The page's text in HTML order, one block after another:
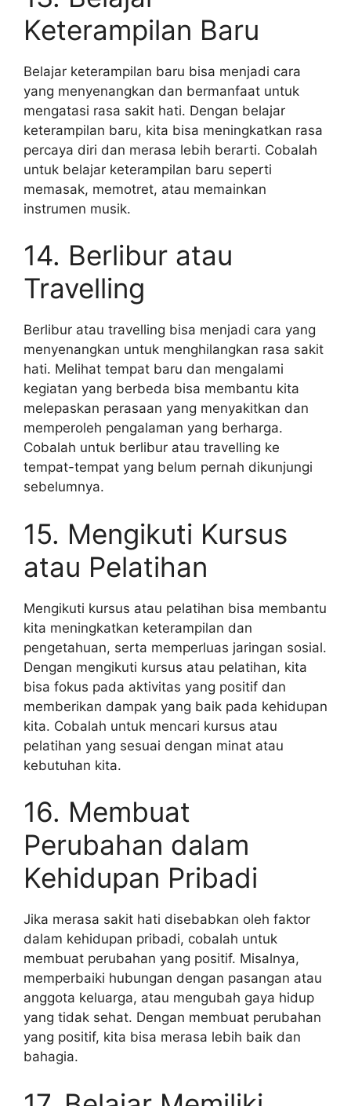
Keterampilan Baru
Belajar keterampilan baru bisa menjadi cara
yang menyenangkan dan bermanfaat untuk
mengatasi rasa sakit hati. Dengan belajar
keterampilan baru, kita bisa meningkatkan rasa
percaya diri dan merasa lebih berarti. Cobalah
untuk belajar keterampilan baru seperti
memasak, memotret, atau memainkan
instrumen musik.
14. Berlibur atau
Travelling
Berlibur atau travelling bisa menjadi cara yang
menyenangkan untuk menghilangkan rasa sakit
hati. Melihat tempat baru dan mengalami
kegiatan yang berbeda bisa membantu kita
melepaskan perasaan yang menyakitkan dan
memperoleh pengalaman yang berharga.
Cobalah untuk berlibur atau travelling ke
tempat-tempat yang belum pernah dikunjungi
sebelumnya.
15. Mengikuti Kursus
atau Pelatihan
Mengikuti kursus atau pelatihan bisa membantu
kita meningkatkan keterampilan dan
pengetahuan, serta memperluas jaringan sosial.
Dengan mengikuti kursus atau pelatihan, kita
bisa fokus pada aktivitas yang positif dan
memberikan dampak yang baik pada kehidupan
kita. Cobalah untuk mencari kursus atau
pelatihan yang sesuai dengan minat atau
kebutuhan kita.
16. Membuat
Perubahan dalam
Kehidupan Pribadi
Jika merasa sakit hati disebabkan oleh faktor
dalam kehidupan pribadi, cobalah untuk
membuat perubahan yang positif. Misalnya,
memperbaiki hubungan dengan pasangan atau
anggota keluarga, atau mengubah gaya hidup
yang tidak sehat. Dengan membuat perubahan
yang positif, kita bisa merasa lebih baik dan
bahagia.